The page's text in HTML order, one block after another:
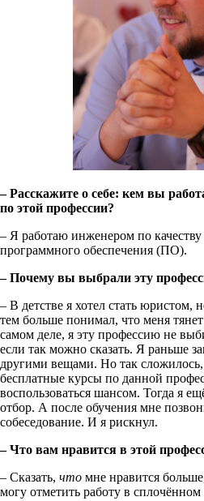
– Расскажите о себе: кем вы
по этой профессии?
– Я работаю инженером по
программного обеспечения (ПО).
– Почему вы выбрали эту
– В детстве я хотел стать юристом,
тем больше понимал, что меня
самом деле, я эту профессию не
если так можно сказать. Я раньше
другими вещами. Но так сложилось,
бесплатные курсы по данной
воспользоваться шансом. Тогда я
отбор. А после обучения мне
собеседование. И я рискнул.
– Что вам нравится в этой
– Сказать, что мне нравится
могу отметить работу в